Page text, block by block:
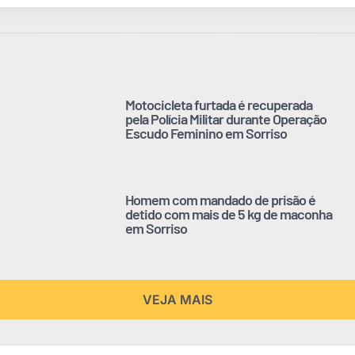
Motocicleta furtada é recuperada
pela Polícia Militar durante Operação
Escudo Feminino em Sorriso
Homem com mandado de prisão é
detido com mais de 5 kg de maconha
em Sorriso
VEJA MAIS